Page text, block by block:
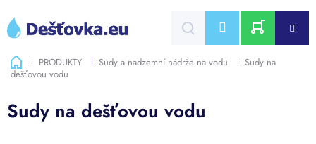
obsah
CZK
NÁKUPNÍ
DomůPRODUKTY Sudy a nadzemní nádrže na vodu
Sudy na
dešťovou vodu
Sudy na dešťovou vodu